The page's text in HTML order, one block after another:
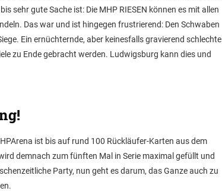
sehr gute Sache ist: Die MHP RIESEN können es mit allen
Das war und ist hingegen frustrierend: Den Schwaben
Ein ernüchternde, aber keinesfalls gravierend schlechte
zu Ende gebracht werden. Ludwigsburg kann dies und
ist bis auf rund 100 Rückläufer-Karten aus dem
demnach zum fünften Mal in Serie maximal gefüllt und
Party, nun geht es darum, das Ganze auch zu